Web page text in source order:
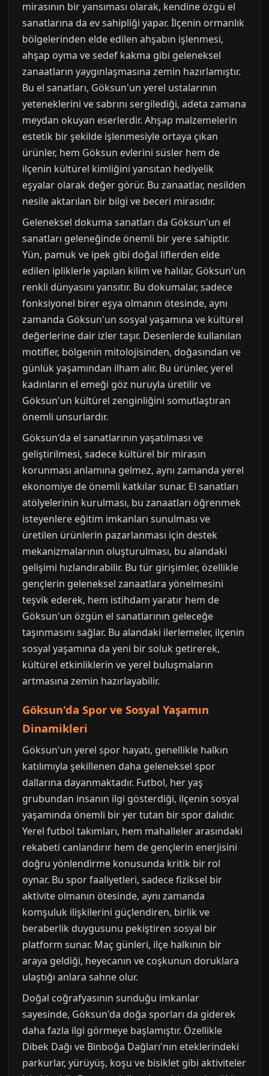
mirasının bir yansıması olarak, kendine özgü el
sanatlarına da ev sahipliği yapar. İlçenin ormanlık
bölgelerinden elde edilen ahşabın işlenmesi,
ahşap oyma ve sedef kakma gibi geleneksel
zanaatların yaygınlaşmasına zemin hazırlamıştır.
Bu el sanatları, Göksun'un yerel ustalarının
yeteneklerini ve sabrını sergilediği, adeta zamana
meydan okuyan eserlerdir. Ahşap malzemelerin
estetik bir şekilde işlenmesiyle ortaya çıkan
ürünler, hem Göksun evlerini süsler hem de
ilçenin kültürel kimliğini yansıtan hediyelik
eşyalar olarak değer görür. Bu zanaatlar, nesilden
nesile aktarılan bir bilgi ve beceri mirasıdır.
Geleneksel dokuma sanatları da Göksun'un el
sanatları geleneğinde önemli bir yere sahiptir.
Yün, pamuk ve ipek gibi doğal liflerden elde
edilen ipliklerle yapılan kilim ve halılar, Göksun'un
renkli dünyasını yansıtır. Bu dokumalar, sadece
fonksiyonel birer eşya olmanın ötesinde, aynı
zamanda Göksun'un sosyal yaşamına ve kültürel
değerlerine dair izler taşır. Desenlerde kullanılan
motifler, bölgenin mitolojisinden, doğasından ve
günlük yaşamından ilham alır. Bu ürünler, yerel
kadınların el emeği göz nuruyla üretilir ve
Göksun'un kültürel zenginliğini somutlaştıran
önemli unsurlardır.
Göksun'da el sanatlarının yaşatılması ve
geliştirilmesi, sadece kültürel bir mirasın
korunması anlamına gelmez, aynı zamanda yerel
ekonomiye de önemli katkılar sunar. El sanatları
atölyelerinin kurulması, bu zanaatları öğrenmek
isteyenlere eğitim imkanları sunulması ve
üretilen ürünlerin pazarlanması için destek
mekanizmalarının oluşturulması, bu alandaki
gelişimi hızlandırabilir. Bu tür girişimler, özellikle
gençlerin geleneksel zanaatlara yönelmesini
teşvik ederek, hem istihdam yaratır hem de
Göksun'un özgün el sanatlarının geleceğe
taşınmasını sağlar. Bu alandaki ilerlemeler, ilçenin
sosyal yaşamına da yeni bir soluk getirerek,
kültürel etkinliklerin ve yerel buluşmaların
artmasına zemin hazırlayabilir.
Göksun'da Spor ve Sosyal Yaşamın
Dinamikleri
Göksun'un yerel spor hayatı, genellikle halkın
katılımıyla şekillenen daha geleneksel spor
dallarına dayanmaktadır. Futbol, her yaş
grubundan insanın ilgi gösterdiği, ilçenin sosyal
yaşamında önemli bir yer tutan bir spor dalıdır.
Yerel futbol takımları, hem mahalleler arasındaki
rekabeti canlandırır hem de gençlerin enerjisini
doğru yönlendirme konusunda kritik bir rol
oynar. Bu spor faaliyetleri, sadece fiziksel bir
aktivite olmanın ötesinde, aynı zamanda
komşuluk ilişkilerini güçlendiren, birlik ve
beraberlik duygusunu pekiştiren sosyal bir
platform sunar. Maç günleri, ilçe halkının bir
araya geldiği, heyecanın ve coşkunun doruklara
ulaştığı anlara sahne olur.
Doğal coğrafyasının sunduğu imkanlar
sayesinde, Göksun'da doğa sporları da giderek
daha fazla ilgi görmeye başlamıştır. Özellikle
Dibek Dağı ve Binboğa Dağları'nın eteklerindeki
parkurlar, yürüyüş, koşu ve bisiklet gibi aktiviteler